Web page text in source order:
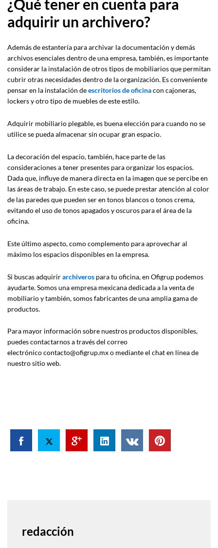
¿Qué tener en cuenta para
adquirir un archivero?
Además de estantería para archivar la documentación y demás
archivos esenciales dentro de una empresa, también, es importante
considerar la instalación de otros tipos de mobiliarios que permitan
cubrir otras necesidades dentro de la organización. Es conveniente
pensar en la instalación deescritorios de oficinacon cajoneras,
lockers y otro tipo de muebles de este estilo.
Adquirir mobiliario plegable, es buena elección para cuando no se
utilice se pueda almacenar sin ocupar gran espacio.
La decoración del espacio, también, hace parte de las
consideraciones a tener presentes para organizar los espacios.
Dada que, influye de manera directa en la imagen que se percibe en
las áreas de trabajo. En este caso, se puede prestar atención al color
de las paredes que pueden ser en tonos blancos o tonos crema,
evitando el uso de tonos apagados y oscuros para el área de la
oficina.
Este último aspecto, como complemento para aprovechar al
máximo los espacios disponibles en la empresa.
Si buscas adquirirarchiveros para tu oficina, en Ofigrup podemos
ayudarte. Somos una empresa mexicana dedicada a la venta de
mobiliario y también, somos fabricantes de una amplia gama de
productos.
Para mayor información sobre nuestros productos disponibles,
puedes contactarnos a través del correo
electrónico contacto@ofigrup.mx o mediante el chat en línea de
nuestro sitio web.
redacción